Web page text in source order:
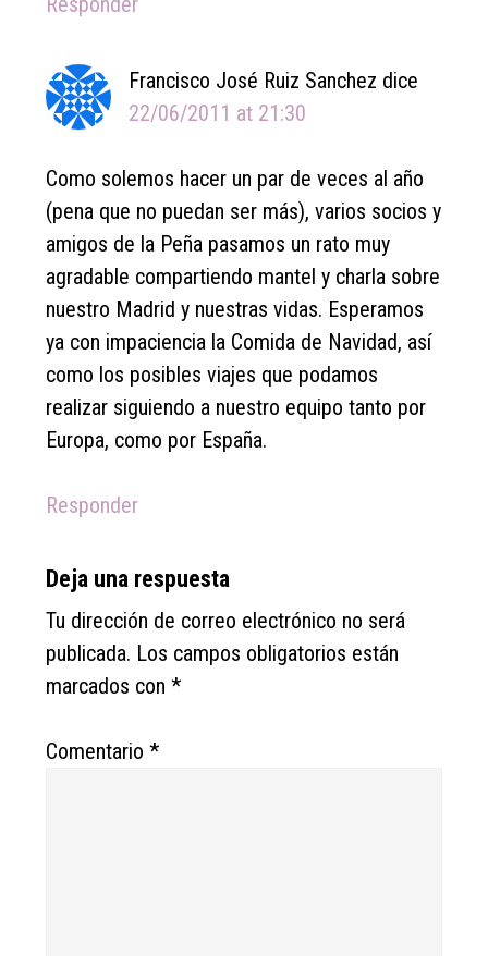
Francisco José Ruiz Sanchez dice
22/06/2011 at 21:30
Como solemos hacer un par de veces al año
(pena que no puedan ser más), varios socios y
amigos de la Peña pasamos un rato muy
agradable compartiendo mantel y charla sobre
nuestro Madrid y nuestras vidas. Esperamos
ya con impaciencia la Comida de Navidad, así
como los posibles viajes que podamos
realizar siguiendo a nuestro equipo tanto por
Europa, como por España.
Responder
Deja una respuesta
Tu dirección de correo electrónico no será
publicada. Los campos obligatorios están
marcados con*
Comentario*